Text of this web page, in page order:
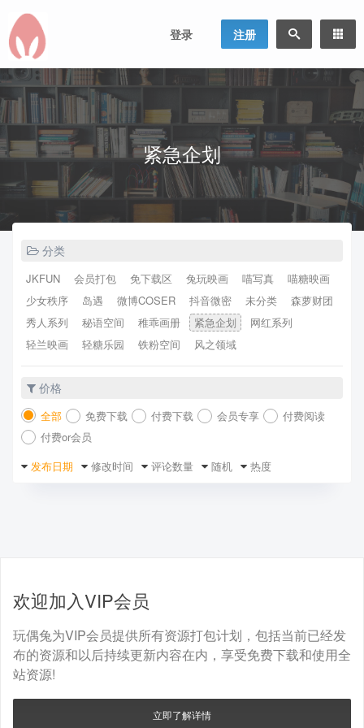
登录 注册
紧急企划
分类
JKFUN 会员打包 免下载区 兔玩映画 喵写真
喵糖映画
少女秩序
岛遇 微博COSER 抖音微密 未分类
森萝财团
秀人系列
秘语空间 稚乖画册 紧急企划
网红系列
轻兰映画
轻糖乐园 铁粉空间 风之领域
价格
全部 免费下载 付费下载 会员专享
付费阅读
付费or会员
发布日期
修改时间 评论数量 随机 热度
欢迎加入VIP会员
玩偶兔为VIP会员提供所有资源打包计划，包括当前已经发
布的资源和以后持续更新内容在内，享受免费下载和使用全
站资源!
立即了解详情